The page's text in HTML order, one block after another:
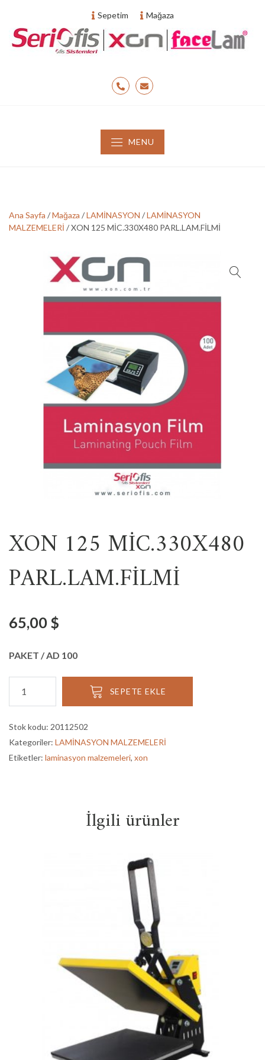
content
Sepetim Mağaza
Hemen
0530
798
info@xon.com.tr
Seri Ofis Ofis
Sistemleri
MENU
Ana Sayfa /Mağaza /LAMİNASYON /LAMİNASYON
MALZEMELERİ / XON 125 MİC.330X480 PARL.LAM.FİLMİ
XON 125 MİC.330X480
PARL.LAM.FİLMİ
65,00 $
PAKET / AD 100
125
PARL.LAM.FİLMİ
adet
SEPETE EKLE
Stok kodu: 20112502
Kategoriler: LAMİNASYON MALZEMELERİ
Etiketler: laminasyon malzemeleri, xon
İlgili ürünler